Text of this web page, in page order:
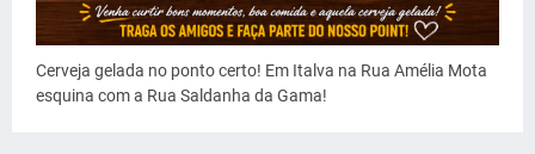
Cerveja gelada no ponto certo! Em Italva na Rua Amélia Mota
esquina com a Rua Saldanha da Gama!